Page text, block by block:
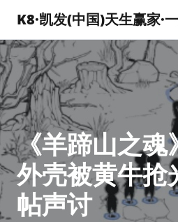
K8·凯发(中国)天生赢家·
《羊蹄山之魂
外壳被黄牛抢
帖声讨